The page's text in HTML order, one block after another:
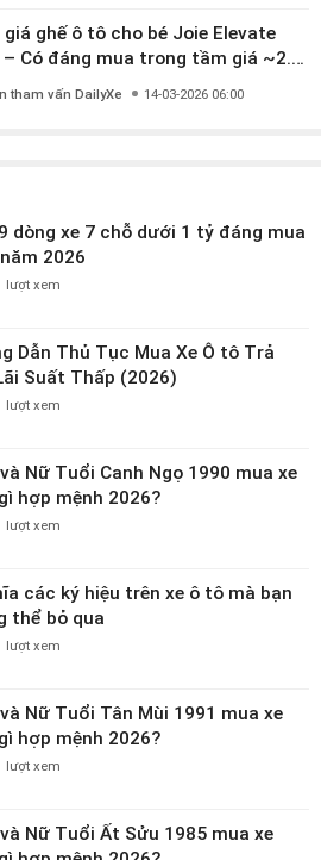
ghế ô tô cho bé Joie Elevate
– Có đáng mua trong tầm giá ~2.8
tham vấn DailyXe 14-03-2026 06:00
dòng xe 7 chỗ dưới 1 tỷ đáng mua
2026
lượt xem
Dẫn Thủ Tục Mua Xe Ô tô Trả
Suất Thấp (2026)
lượt xem
Nữ Tuổi Canh Ngọ 1990 mua xe
hợp mệnh 2026?
lượt xem
các ký hiệu trên xe ô tô mà bạn
thể bỏ qua
lượt xem
Nữ Tuổi Tân Mùi 1991 mua xe
hợp mệnh 2026?
lượt xem
Nữ Tuổi Ất Sửu 1985 mua xe